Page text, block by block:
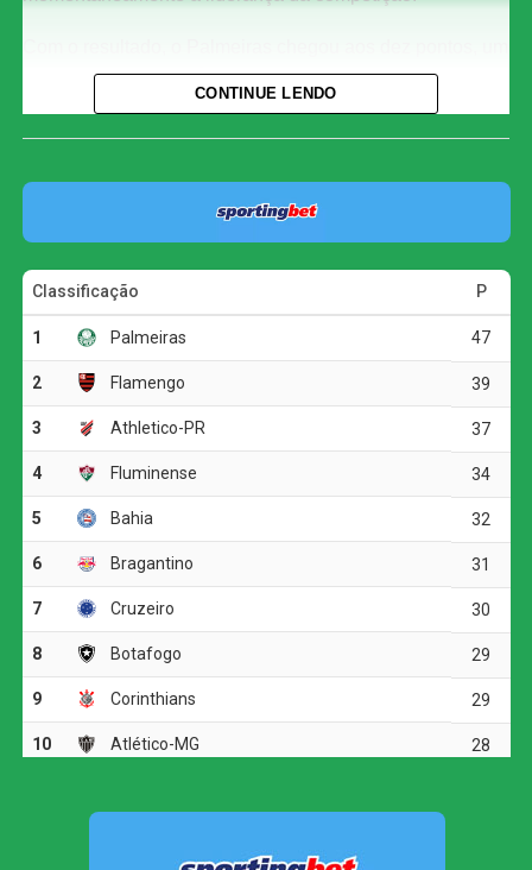
a mais que a Ferroviária, segunda colocada. As
Guerreiras Grenás, no entanto, ainda jogam nesta quarta-
posição, com sete pontos.
O primeiro tempo foi truncado e marcado por muitas
faltas, mas o Palmeiras conseguiu abrir o placar nos
acréscimos. Aos 50 minutos, Giovanna Campiolo subiu
mais alto que a marcação e completou cruzamento de
cabeça para o fundo das redes. Na segunda etapa, o
Verdão administrou a vantagem e segurou o resultado até
o apito final.
Pela sexta rodada do estadual, o Palmeiras enfrenta o
Taubaté no dia 11 de agosto, às 18h, no Joaquinzão. Já o
Corinthians volta a campo no dia 12 de agosto, contra o
Com expulsão polêmica, Santos vence o Remo e
confirma vaga nas quartas da Copa do Brasil
CONTINUE LENDO